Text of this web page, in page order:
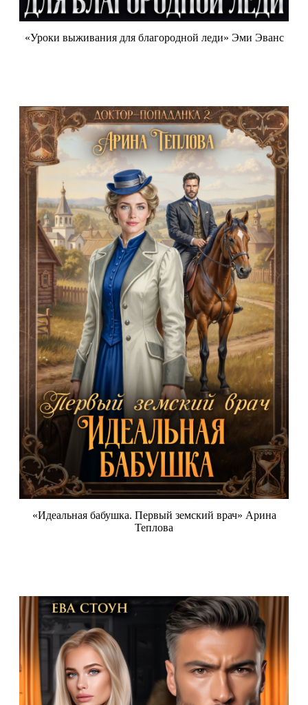
«Уроки выживания для благородной леди» Эми Эванс
«Идеальная бабушка. Первый земский врач» Арина
Теплова